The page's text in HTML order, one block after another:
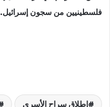
فلسطينيين من سجون إسرائيل.
إطلاق سراح الأسرى